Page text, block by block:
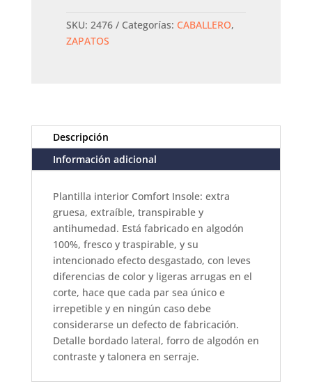
PITAS
cantidad
SKU: 2476 Categorías: CABALLERO,
ZAPATOS
Descripción
Información adicional
Plantilla interior Comfort Insole: extra
gruesa, extraíble, transpirable y
antihumedad. Está fabricado en algodón
100%, fresco y traspirable, y su
intencionado efecto desgastado, con leves
diferencias de color y ligeras arrugas en el
corte, hace que cada par sea único e
irrepetible y en ningún caso debe
considerarse un defecto de fabricación.
Detalle bordado lateral, forro de algodón en
contraste y talonera en serraje.